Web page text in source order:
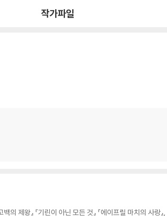
작가파일
제왕』 『기린이 아닌 모든 것』 『에이프릴 마치의 사랑』